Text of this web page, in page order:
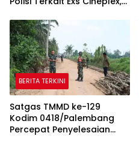
Kedepannya
BERITA TERKINI
Satgas TMMD ke-129
Kodim 0418/Palembang
Percepat Penyelesaian